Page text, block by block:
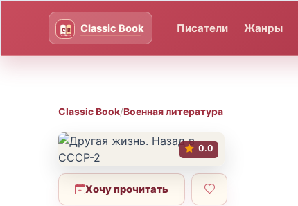
Писатели Жанры
Classic Book/Военная литература
0.0
Хочу прочитать